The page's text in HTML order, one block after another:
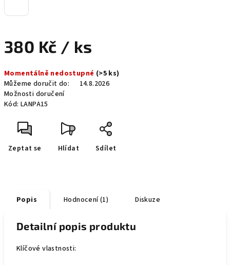
380 Kč / ks
cena:
Momentálně nedostupné (>5 ks)
Můžeme doručit do:
14.8.2026
Možnosti doručení
Kód: LANPA15
Zeptat se Hlídat Sdílet
Popis Hodnocení (1) Diskuze
Detailní popis produktu
Klíčové vlastnosti: